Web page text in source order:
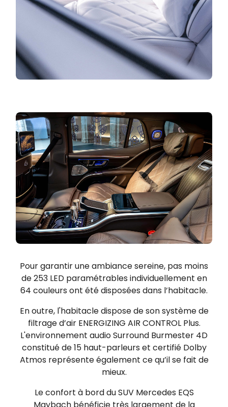
Pour garantir une ambiance sereine, pas moins
de 253 LED paramétrables individuellement en
64 couleurs ont été disposées dans l’habitacle.
En outre, l'habitacle dispose de son système de
filtrage d’air ENERGIZING AIR CONTROL Plus.
L'environnement audio Surround Burmester 4D
constitué de 15 haut-parleurs et certifié Dolby
Atmos représente également ce qu’il se fait de
mieux.
Le confort à bord du SUV Mercedes EQS
Maybach bénéficie très largement de la